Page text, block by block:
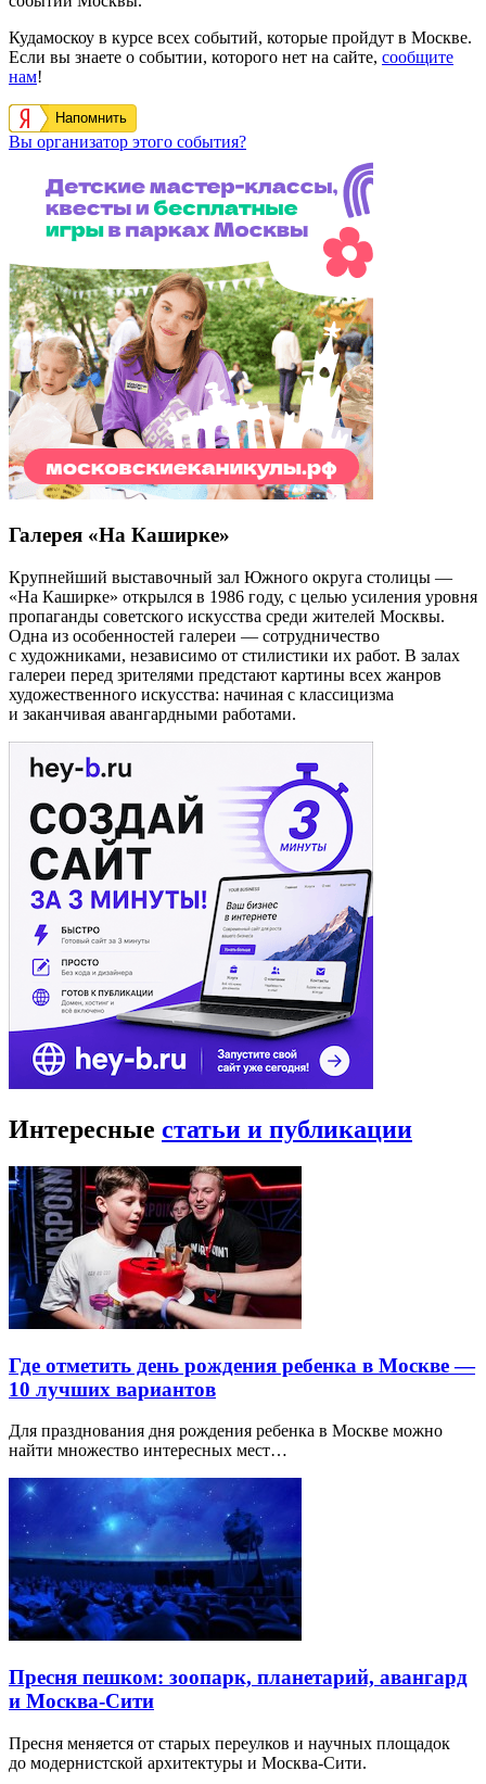
2015-09-30 2020-11-13
Москва, улица Юности, дом 2 Государственный музей
керамики и «Усадьба Кусково XVIII века»
усадьбы Кусково»
В Большой каменной оранжерее усадьбы Кусково можно
увидеть одно из ценнейших отечественных собраний
портретной живописи…
https://schema.org/InStock 2016-10-18T23:00:00+03:00
На нашем сайте вы найдете всю информацию про событие
выставка «Артефакты «Трансформ». Монологи».
Кудамоскоу — это интерактивная афиша самых интересных
событий Москвы.
Кудамоскоу в курсе всех событий, которые пройдут в Москве.
Если вы знаете о событии, которого нет на сайте,
нам
Напомнить
Галерея «На Каширке»
Крупнейший выставочный зал Южного округа столицы —
«На Каширке» открылся в 1986 году, с целью усиления уровня
пропаганды советского искусства среди жителей Москвы.
Одна из особенностей галереи — сотрудничество
с художниками, независимо от стилистики их работ. В залах
галереи перед зрителями предстают картины всех жанров
художественного искусства: начиная с классицизма
и заканчивая авангардными работами.
Интересныестатьи и публикации
Где отметить день рождения ребенка в Москве —
10 лучших вариантов